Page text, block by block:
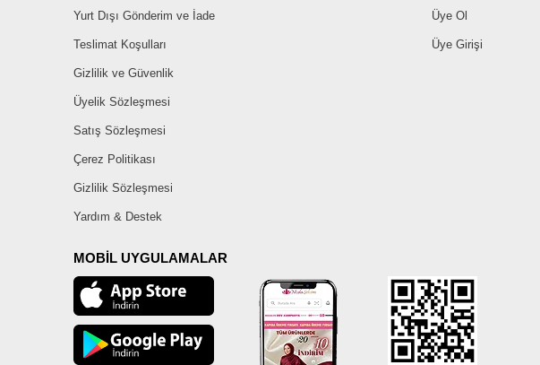
Yurt Dışı Gönderim ve İade
Teslimat Koşulları
Gizlilik ve Güvenlik
Üyelik Sözleşmesi
Satış Sözleşmesi
Çerez Politikası
Gizlilik Sözleşmesi
Yardım & Destek
Üye Ol
Üye Girişi
MOBİL UYGULAMALAR